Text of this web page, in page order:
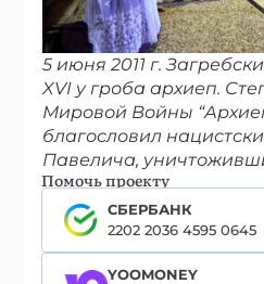
5 июня 2011 г.
XVI у гроба архиеп.
Мировой Войны
благословил
Павелича,
Помочь проекту
СБЕРБАНК
2202 2036 4595 0645
YOOMONEY